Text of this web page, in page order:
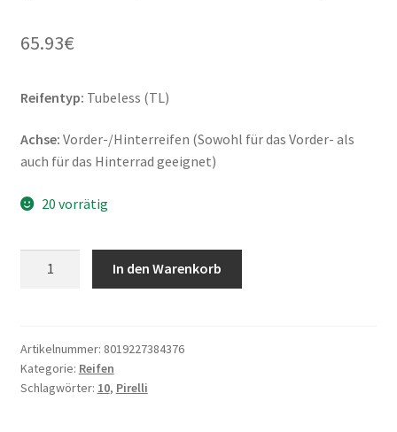
65.93€
Reifentyp: Tubeless (TL)
Achse: Vorder-/Hinterreifen (Sowohl für das Vorder- als
auch für das Hinterrad geeignet)
20 vorrätig
-
10
54L
In den Warenkorb
Artikelnummer: 8019227384376
Kategorie: Reifen
Schlagwörter: 10, Pirelli